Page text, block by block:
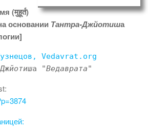
(मुहूर्त)
основании Тантра-Джйотиша
Vedavrat.org
а "Ведаврата"